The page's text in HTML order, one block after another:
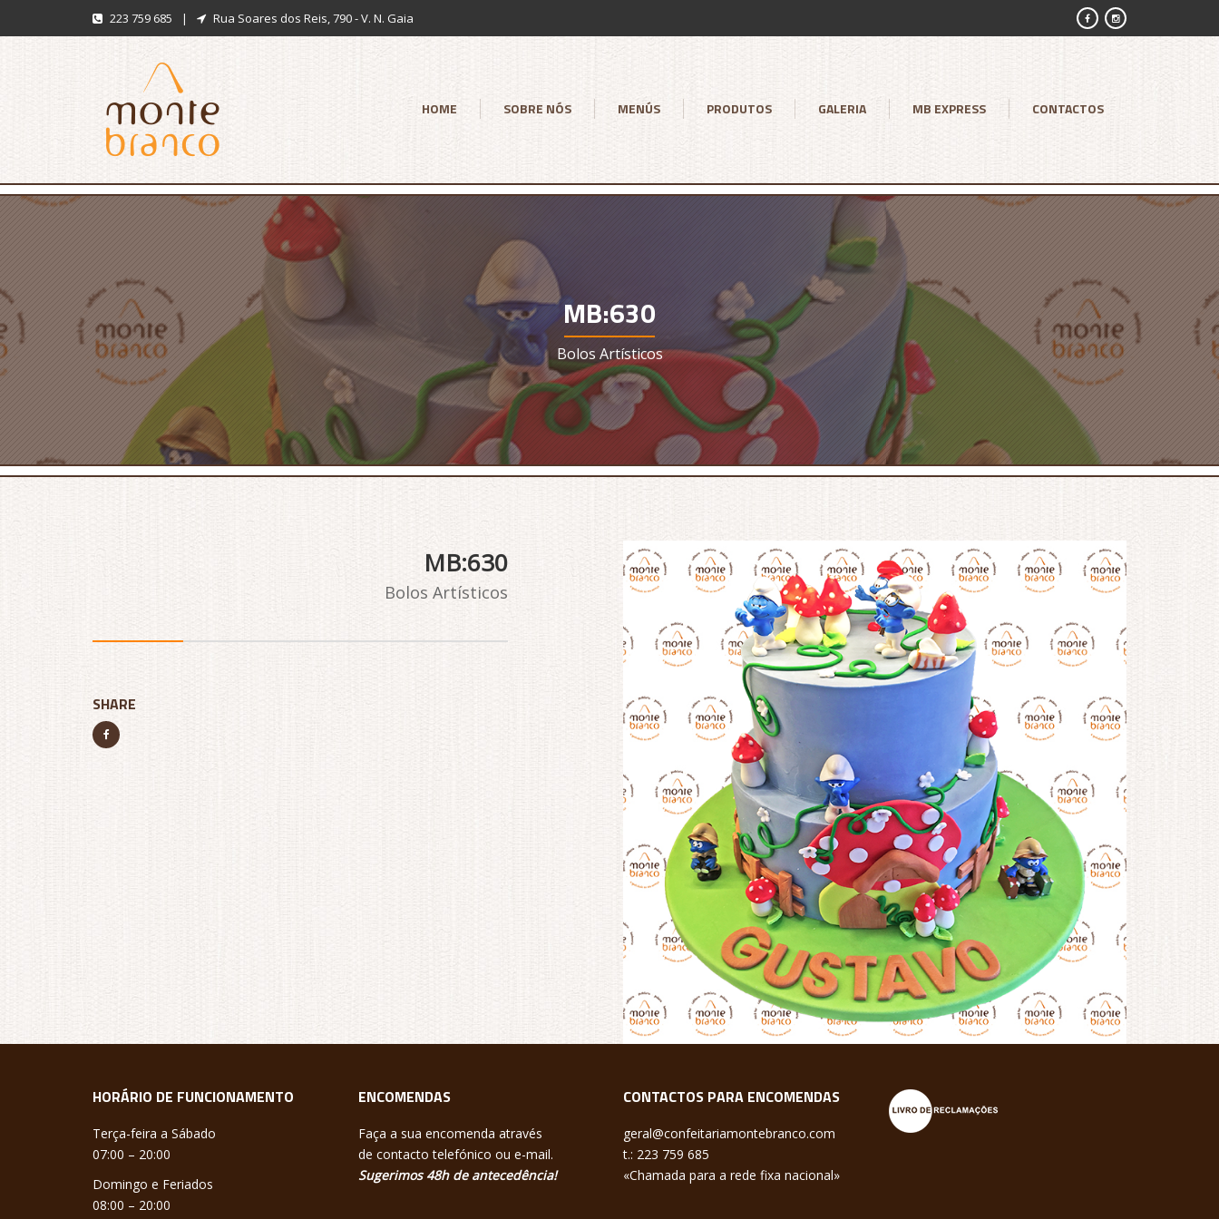
223 759 685 | Rua Soares dos Reis, 790 - V. N. Gaia
HOME SOBRE NÓS MENÚS PRODUTOS GALERIA MB EXPRESS CONTACTOS
MB:630
Bolos Artísticos
MB:630
Bolos Artísticos
SHARE
HORÁRIO DE FUNCIONAMENTO
Terça-feira a Sábado
07:00 – 20:00
Domingo e Feriados
08:00 – 20:00
ENCOMENDAS
Faça a sua encomenda através
de contacto telefónico ou e-mail.
Sugerimos 48h de antecedência!
CONTACTOS PARA ENCOMENDAS
geral@confeitariamontebranco.com
t.: 223 759 685
«Chamada para a rede fixa nacional»